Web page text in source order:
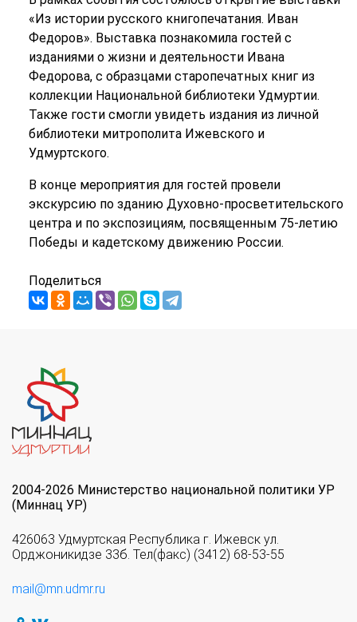
«Из истории русского книгопечатания. Иван
Федоров». Выставка познакомила гостей с
изданиями о жизни и деятельности Ивана
Федорова, с образцами старопечатных книг из
коллекции Национальной библиотеки Удмуртии.
Также гости смогли увидеть издания из личной
библиотеки митрополита Ижевского и
Удмуртского.
В конце мероприятия для гостей провели
экскурсию по зданию Духовно-просветительского
центра и по экспозициям, посвященным 75-летию
Победы и кадетскому движению России.
Поделиться
2004-2026 Министерство национальной политики УР
(Миннац УР)
426063 Удмуртская Республика г. Ижевск ул.
Орджоникидзе 33б. Тел(факс) (3412) 68-53-55
mail@mn.udmr.ru